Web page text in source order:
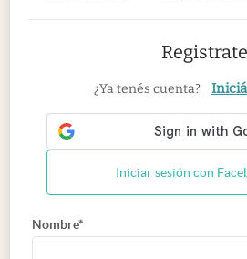
Registrate
¿Ya tenés cuenta?
Iniciar sesión con
Nombre*